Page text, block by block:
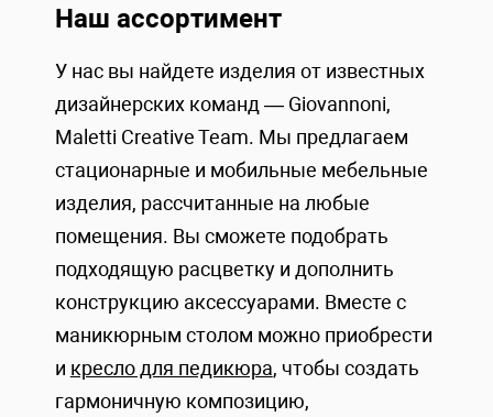
Наш ассортимент
У нас вы найдете изделия от известных
дизайнерских команд — Giovannoni,
Maletti Creative Team. Мы предлагаем
стационарные и мобильные мебельные
изделия, рассчитанные на любые
помещения. Вы сможете подобрать
подходящую расцветку и дополнить
конструкцию аксессуарами. Вместе с
маникюрным столом можно приобрести
и кресло для педикюра, чтобы создать
гармоничную композицию,